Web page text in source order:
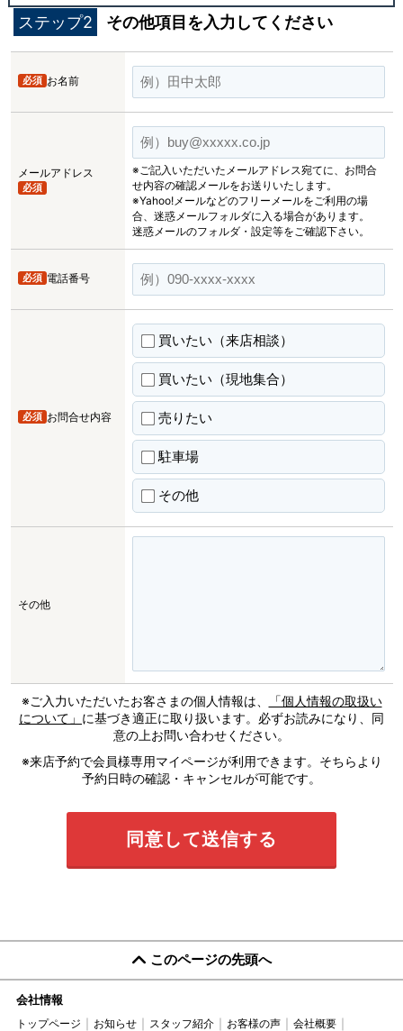
ステップ2 その他項目を入力してください
お名前
必須
メールアドレス
必須
※ご記入いただいたメールアドレス宛てに、お問合
せ内容の確認メールをお送りいたします。
※Yahoo!メールなどのフリーメールをご利用の場
合、迷惑メールフォルダに入る場合があります。
迷惑メールのフォルダ・設定等をご確認下さい。
電話番号
必須
お問合せ内容
必須
買いたい（来店相談）
買いたい（現地集合）
売りたい
駐車場
その他
その他
※ご入力いただいたお客さまの個人情報は、
「個人情報の取扱い
について」 に基づき適正に取り扱います。必ずお読みになり、同
意の上お問い合わせください。
※来店予約で会員様専用マイページが利用できます。そちらより
予約日時の確認・キャンセルが可能です。
このページの先頭へ
会社情報
トップページ お知らせ スタッフ紹介 お客様の声
会社概要